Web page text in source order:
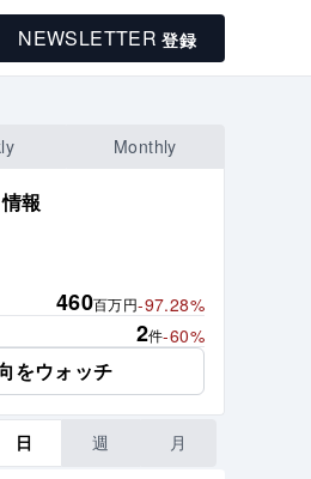
NEWSLETTER 登録
Monthly
報
460百万円-97.28%
2件-60%
をウォッチ
日 週 月